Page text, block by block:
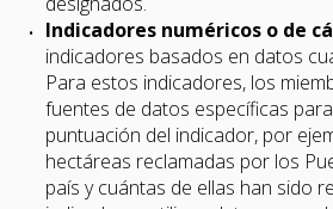
Indicadores numéricos o de
indicadores basados en datos
Para estos indicadores, los
fuentes de datos específicas
puntuación del indicador, por
hectáreas reclamadas por los
país y cuántas de ellas han sido